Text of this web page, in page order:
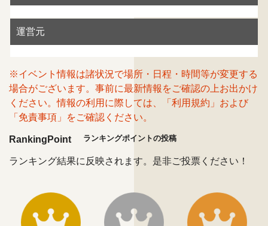
運営元
※イベント情報は諸状況で場所・日程・時間等が変更する
場合がございます。事前に最新情報をご確認の上お出かけ
ください。情報の利用に際しては、「利用規約」および
「免責事項」をご確認ください。
RankingPoint ランキングポイントの投稿
ランキング結果に反映されます。是非ご投票ください！